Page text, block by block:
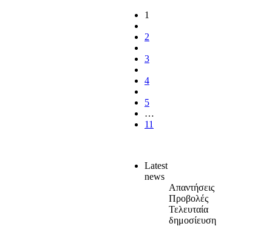
1
2
3
4
5
…
11
Latest
news
Απαντήσεις
Προβολές
Τελευταία
δημοσίευση